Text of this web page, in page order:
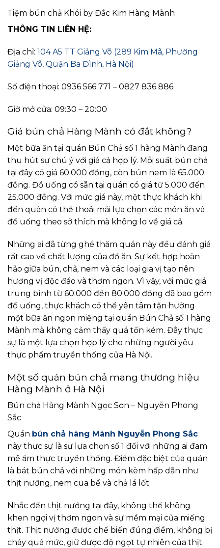
Tiệm bún chả Khói by Đắc Kim Hàng Mành
THÔNG TIN LIÊN HỆ:
Địa chỉ: 104 A5 TT Giảng Võ (289 Kim Mã, Phường
Giảng Võ, Quận Ba Đình, Hà Nội)
Số điện thoại: 0936 566 771 – 0827 836 886
Giờ mở cửa: 09:30 – 20:00
Giá bún chả Hàng Mành có đắt không?
Một bữa ăn tại quán Bún Chả số 1 hàng Mành đang
thu hút sự chú ý với giá cả hợp lý. Mỗi suất bún chả
tại đây có giá 60.000 đồng, còn bún nem là 65.000
đồng. Đồ uống có sẵn tại quán có giá từ 5.000 đến
25.000 đồng. Với mức giá này, một thực khách khi
đến quán có thể thoải mái lựa chọn các món ăn và
đồ uống theo sở thích mà không lo về giá cả.
Những ai đã từng ghé thăm quán này đều đánh giá
rất cao về chất lượng của đồ ăn. Sự kết hợp hoàn
hảo giữa bún, chả, nem và các loại gia vị tạo nên
hương vị độc đáo và thơm ngon. Vì vậy, với mức giá
trung bình từ 60.000 đến 80.000 đồng đã bao gồm
đồ uống, thực khách có thể yên tâm tận hưởng
một bữa ăn ngon miệng tại quán Bún Chả số 1 hàng
Mành mà không cảm thấy quá tốn kém. Đây thực
sự là một lựa chọn hợp lý cho những người yêu
thực phẩm truyền thống của Hà Nội.
Một số quán bún chả mang thương hiệu
Hàng Mành ở Hà Nội
Bún chả Hàng Mành Ngọc Sơn – Nguyễn Phong
Sắc
Quán bún chả hàng Mành Nguyễn Phong Sắc
này thực sự là sự lựa chọn số 1 đối với những ai đam
mê ẩm thực truyền thống. Điểm đặc biệt của quán
là bát bún chả với những món kèm hấp dẫn như
thịt nướng, nem cua bể và chả lá lốt.
Nhắc đến thịt nướng tại đây, không thể không
khen ngợi vị thơm ngon và sự mềm mại của miếng
thịt. Thịt nướng được chế biến đúng điểm, không bị
cháy quá mức, giữ được độ ngọt tự nhiên của thịt.